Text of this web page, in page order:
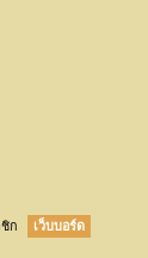
ก เว็บบอร์ด